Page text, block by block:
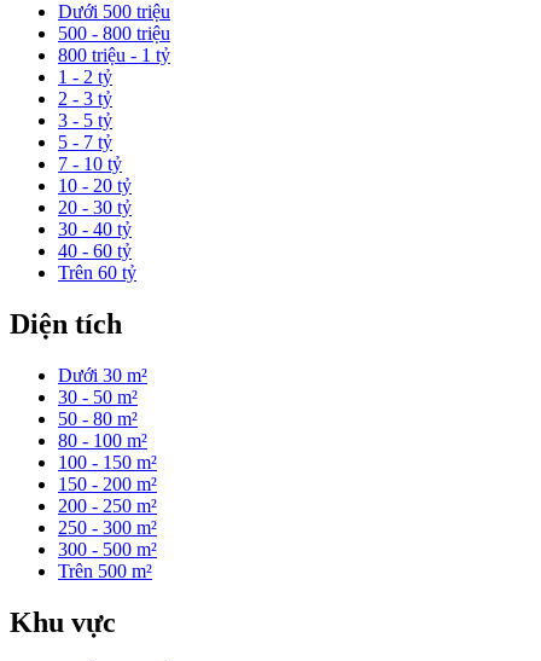
Dưới 500 triệu
500 - 800 triệu
800 triệu - 1 tỷ
1 - 2 tỷ
2 - 3 tỷ
3 - 5 tỷ
5 - 7 tỷ
7 - 10 tỷ
10 - 20 tỷ
20 - 30 tỷ
30 - 40 tỷ
40 - 60 tỷ
Trên 60 tỷ
Diện tích
Dưới 30 m²
30 - 50 m²
50 - 80 m²
80 - 100 m²
100 - 150 m²
150 - 200 m²
200 - 250 m²
250 - 300 m²
300 - 500 m²
Trên 500 m²
Khu vực